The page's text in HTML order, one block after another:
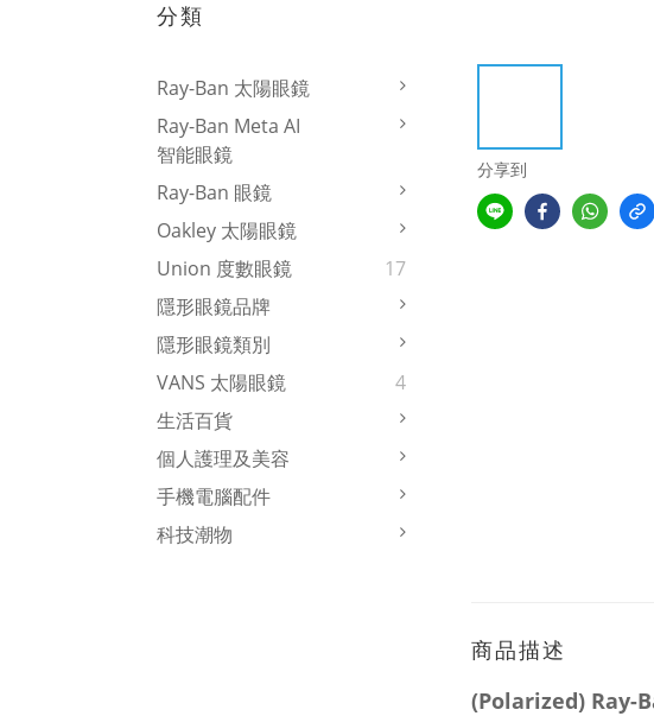
分類
Ray-Ban 太陽眼鏡
Ray-Ban Meta AI
智能眼鏡
Ray-Ban 眼鏡
Oakley 太陽眼鏡
Union 度數眼鏡
17
隱形眼鏡品牌
隱形眼鏡類別
VANS 太陽眼鏡
4
生活百貨
個人護理及美容
手機電腦配件
科技潮物
分享到
商品描述
(Polarized) Ray-